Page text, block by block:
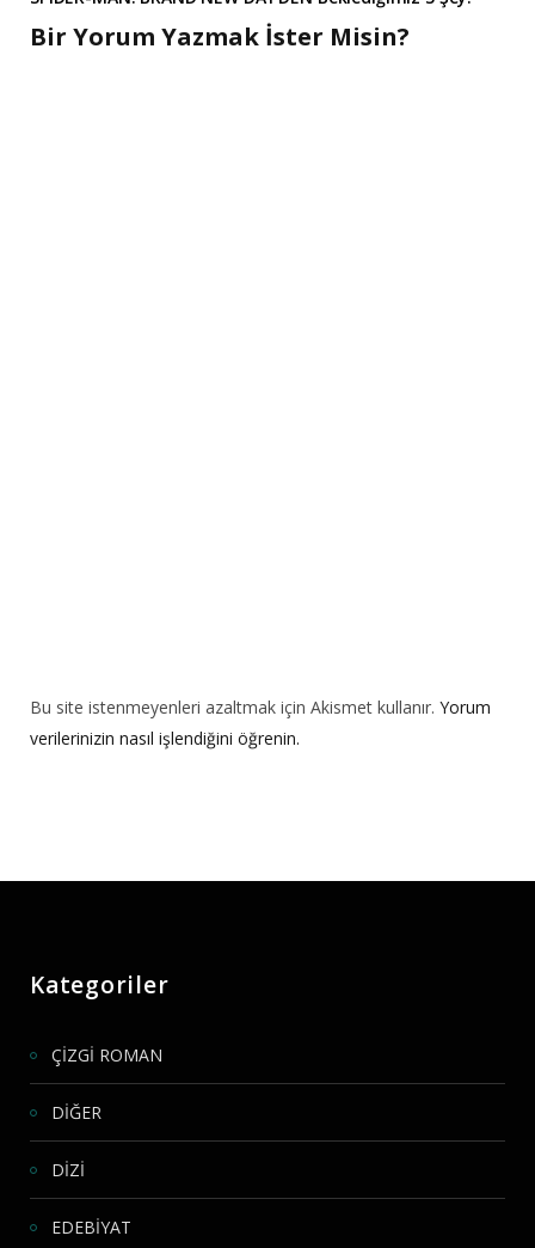
Bir Yorum Yazmak İster Misin?
Bu site istenmeyenleri azaltmak için Akismet kullanır. Yorum
verilerinizin nasıl işlendiğini öğrenin.
Kategoriler
ÇİZGİ ROMAN
DİĞER
DİZİ
EDEBİYAT